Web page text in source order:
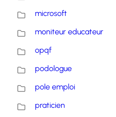
microsoft
moniteur educateur
opqf
podologue
pole emploi
praticien